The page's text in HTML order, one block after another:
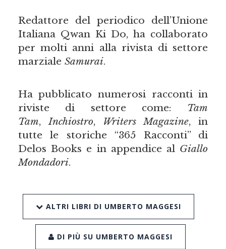
Redattore del periodico dell’Unione
Italiana Qwan Ki Do, ha collaborato
per molti anni alla rivista di settore
marziale Samurai.
Ha pubblicato numerosi racconti in
riviste di settore come: Tam
Tam,Inchiostro, Writers Magazine, in
tutte le storiche “365 Racconti” di
Delos Books e in appendice al Giallo
Mondadori.
ALTRI LIBRI DI UMBERTO MAGGESI
DI PIÙ SU UMBERTO MAGGESI